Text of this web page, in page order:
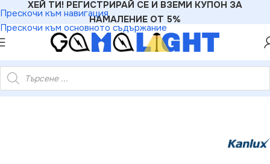
Прескочи към навигация
Прескочи към основното съдържание
ХЕЙ ТИ! РЕГИСТРИРАЙ СЕ И ВЗЕМИ КУПОН ЗА
НАМАЛЕНИЕ ОТ 5%
»Рамки»Kanlux 25059 Тройна хоризонтална рамка DOMO